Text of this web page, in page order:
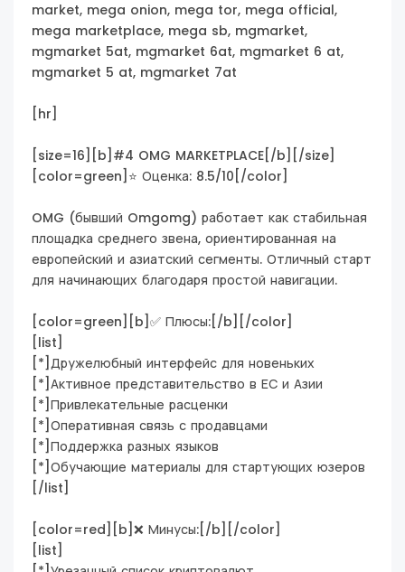
market, mega onion, mega tor, mega official,
mega marketplace, mega sb, mgmarket,
mgmarket 5at, mgmarket 6at, mgmarket 6 at,
mgmarket 5 at, mgmarket 7at
[hr]
[size=16][b]#4 OMG MARKETPLACE[/b][/size]
[color=green]⭐ Оценка: 8.5/10[/color]
OMG (бывший Omgomg) работает как стабильная
площадка среднего звена, ориентированная на
европейский и азиатский сегменты. Отличный старт
для начинающих благодаря простой навигации.
[color=green][b]✅ Плюсы:[/b][/color]
[list]
[*]Дружелюбный интерфейс для новеньких
[*]Активное представительство в ЕС и Азии
[*]Привлекательные расценки
[*]Оперативная связь с продавцами
[*]Поддержка разных языков
[*]Обучающие материалы для стартующих юзеров
[/list]
[color=red][b]❌ Минусы:[/b][/color]
[list]